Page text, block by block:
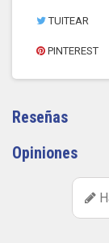
TUITEAR
PINTEREST
Reseñas
Opiniones